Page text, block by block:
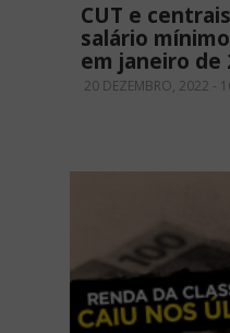
CUT e
salário
em janeiro de
20 DEZEMBRO, 2022 -